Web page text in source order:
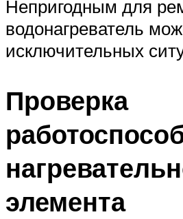
Непригодным для
водонагреватель
исключительных
Проверка
элемента